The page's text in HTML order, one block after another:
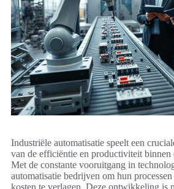
Industriële automatisatie speelt een
van de efficiëntie en productiviteit binnen
Met de constante vooruitgang in
automatisatie bedrijven om hun